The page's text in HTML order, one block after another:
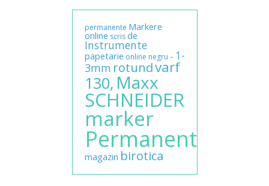
permanente Markere
online scris de
Instrumente
papetarie online negru - 1-
3mm rotundvarf
130, Maxx
SCHNEIDER
marker
Permanent
magazin birotica